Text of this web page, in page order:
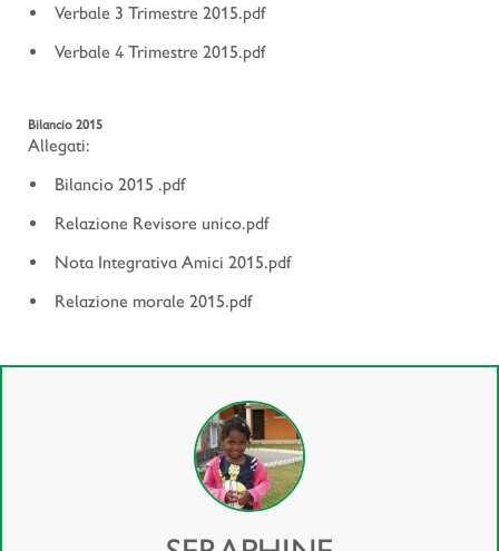
Verbale 3 Trimestre 2015.pdf
Verbale 4 Trimestre 2015.pdf
Bilancio 2015
Allegati:
Bilancio 2015 .pdf
Relazione Revisore unico.pdf
Nota Integrativa Amici 2015.pdf
Relazione morale 2015.pdf